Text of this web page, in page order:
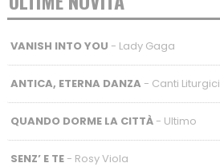
VANISH INTO YOU - Lady Gaga
ANTICA, ETERNA DANZA - Canti Liturgici
QUANDO DORME LA CITTÀ- Ultimo
SENZ’ E TE- Rosy Viola